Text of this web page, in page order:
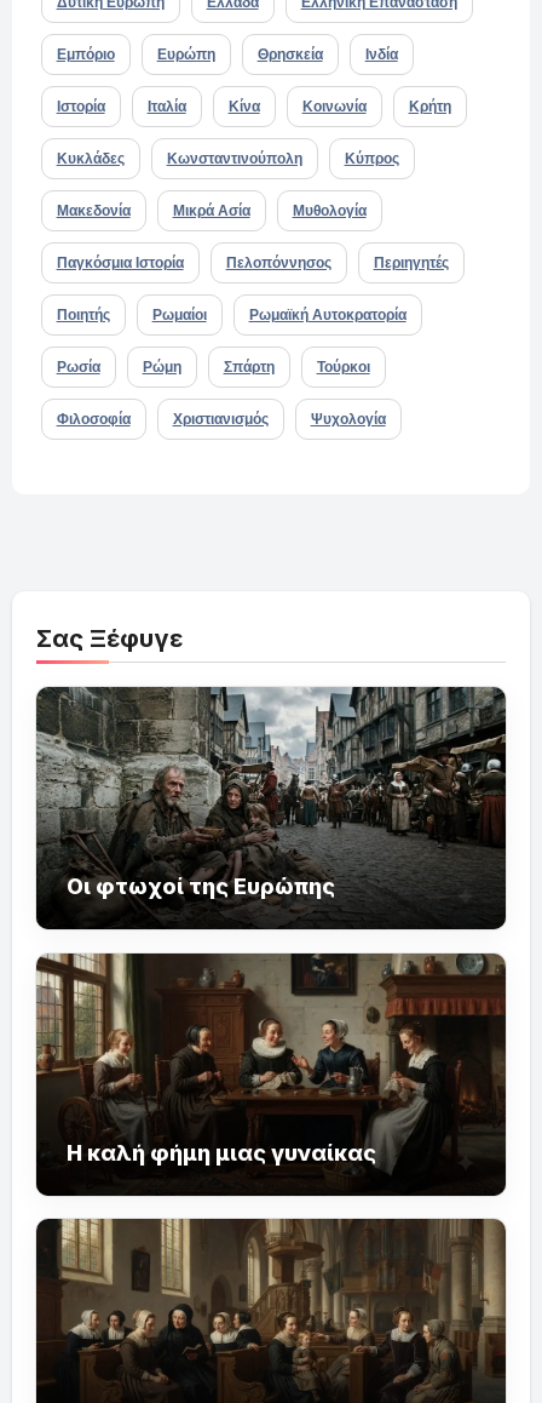
Εμπόριο Ευρώπη Θρησκεία Ινδία
Ιστορία Ιταλία Κίνα Κοινωνία Κρήτη
Κυκλάδες Κωνσταντινούπολη Κύπρος
Μακεδονία Μικρά Ασία Μυθολογία
Παγκόσμια Ιστορία Πελοπόννησος Περιηγητές
Ποιητής Ρωμαίοι Ρωμαϊκή Αυτοκρατορία
Ρωσία Ρώμη Σπάρτη Τούρκοι
Φιλοσοφία Χριστιανισμός Ψυχολογία
Σας Ξέφυγε
Οι φτωχοί της Ευρώπης
Η καλή φήμη μιας γυναίκας